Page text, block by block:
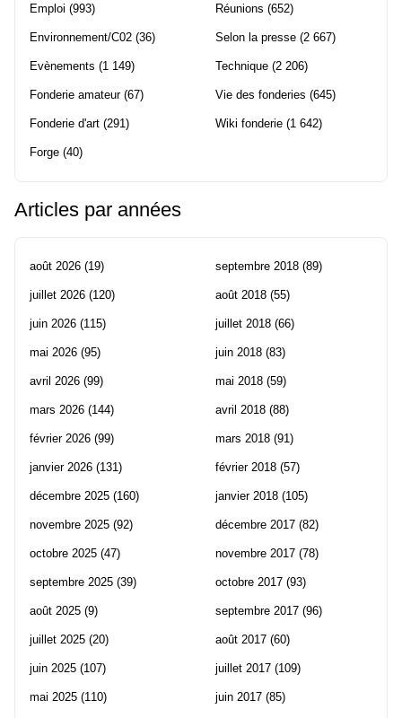
Emploi (993)
Environnement/C02 (36)
Evènements (1 149)
Fonderie amateur(67)
Fonderie d'art (291)
Forge (40)
Réunions (652)
Selon la presse (2 667)
Technique (2 206)
Vie des fonderies (645)
Wiki fonderie (1 642)
Articles par années
août 2026 (19)
juillet 2026 (120)
juin 2026 (115)
mai 2026 (95)
avril 2026 (99)
mars 2026 (144)
février 2026 (99)
janvier 2026 (131)
décembre 2025 (160)
novembre 2025 (92)
octobre 2025 (47)
septembre 2025 (39)
août 2025 (9)
juillet 2025 (20)
juin 2025 (107)
mai 2025 (110)
septembre 2018 (89)
août 2018 (55)
juillet 2018 (66)
juin 2018 (83)
mai 2018 (59)
avril 2018 (88)
mars 2018 (91)
février 2018 (57)
janvier 2018 (105)
décembre 2017 (82)
novembre 2017 (78)
octobre 2017 (93)
septembre 2017 (96)
août 2017 (60)
juillet 2017 (109)
juin 2017 (85)